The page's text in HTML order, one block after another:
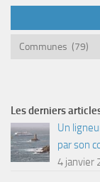
Catégories
Les derniers
Un
par son
4 janvier